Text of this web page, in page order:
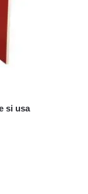
si usa